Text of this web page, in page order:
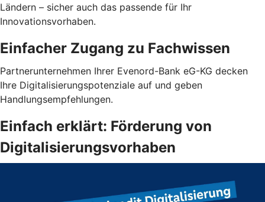
Ländern – sicher auch das passende für Ihr
Innovationsvorhaben.
Einfacher Zugang zu Fachwissen
Partnerunternehmen Ihrer Evenord-Bank eG-KG decken
Ihre Digitalisierungspotenziale auf und geben
Handlungsempfehlungen.
Einfach erklärt: Förderung von
Digitalisierungsvorhaben